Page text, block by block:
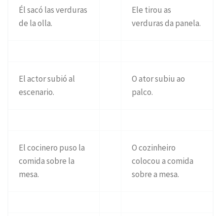
Él sacó las verduras
de la olla.
Ele tirou as
verduras da panela.
El actor subió al
escenario.
O ator subiu ao
palco.
El cocinero puso la
comida sobre la
mesa.
O cozinheiro
colocou a comida
sobre a mesa.